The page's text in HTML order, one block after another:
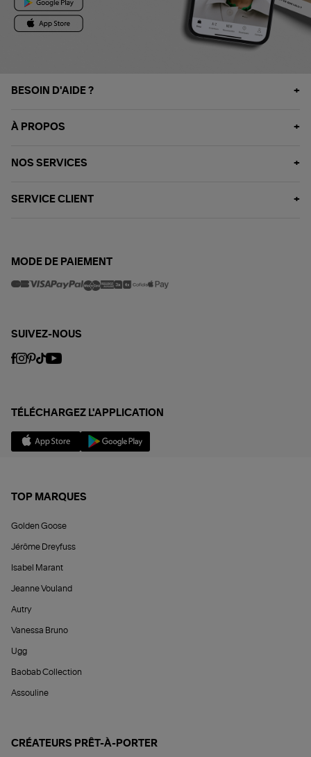
BESOIN D'AIDE ?
À PROPOS
NOS SERVICES
SERVICE CLIENT
MODE DE PAIEMENT
SUIVEZ-NOUS
TÉLÉCHARGEZ L'APPLICATION
TOP MARQUES
Golden Goose
Jérôme Dreyfuss
Isabel Marant
Jeanne Vouland
Autry
Vanessa Bruno
Ugg
Baobab Collection
Assouline
CRÉATEURS PRÊT-À-PORTER